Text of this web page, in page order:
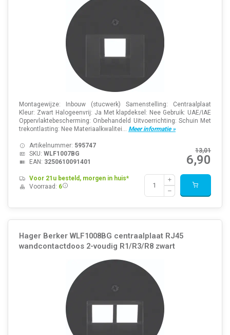
Montagewijze: Inbouw (stucwerk) Samenstelling: Centraalplaat
Kleur: Zwart Halogeenvrij: Ja Met klapdeksel: Nee Gebruik: UAE/IAE
Oppervlaktebescherming: Onbehandeld Uitvoerrichting: Schuin Met
trekontlasting: Nee Materiaalkwalitei... Meer informatie »
13,01
6,90
Artikelnummer: 595747
SKU: WLF1007BG
EAN: 3250610091401
Voor 21u besteld, morgen in huis*
Voorraad: 6
Hager Berker WLF1008BG centraalplaat RJ45
wandcontactdoos 2-voudig R1/R3/R8 zwart